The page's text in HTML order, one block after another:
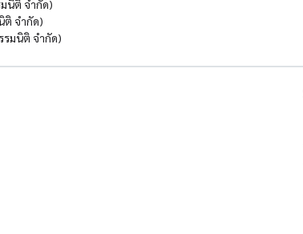
นิติ จำกัด)
จำกัด)
มนิติ จำกัด)